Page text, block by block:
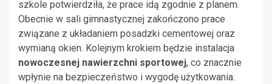
szkole potwierdziła, że prace idą zgodnie z planem.
Obecnie w sali gimnastycznej zakończono prace
związane z układaniem posadzki cementowej oraz
wymianą okien. Kolejnym krokiem będzie instalacja
nowoczesnej nawierzchni sportowej, co znacznie
wpłynie na bezpieczeństwo i wygodę użytkowania.